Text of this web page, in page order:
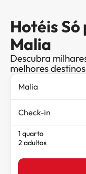
Hotéis
Malia
Descubra
melhores
Check-in
1 quarto
2 adultos